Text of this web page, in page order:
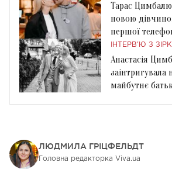
Тарас
новою
першої
ІНТЕРВ'Ю З
Анастасія
майбутнє
ЛЮДМИЛА ГРІЦФЕЛЬДТ
Головна редакторка Viva.ua